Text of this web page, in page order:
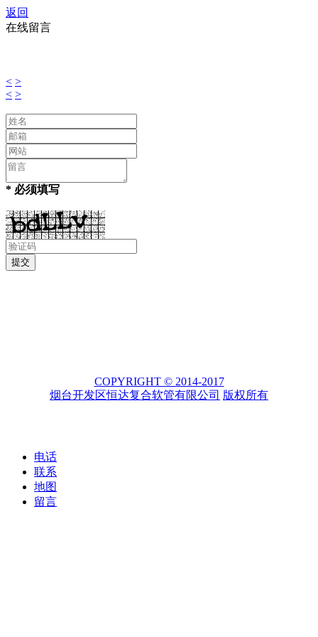
返回
在线留言
< >
< >
* 必须填写
COPYRIGHT © 2014-2017
烟台开发区恒达复合软管有限公司 版权所有
电话
联系
地图
留言